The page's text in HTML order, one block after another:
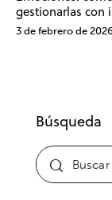
gestionarlas con
3 de febrero de 2026
Búsqueda